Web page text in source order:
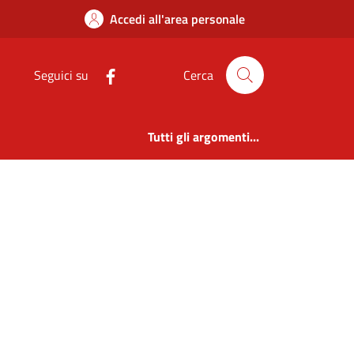
Accedi all'area personale
Seguici su Cerca
Tutti gli argomenti...